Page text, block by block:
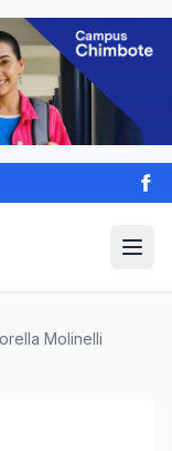
Molinelli